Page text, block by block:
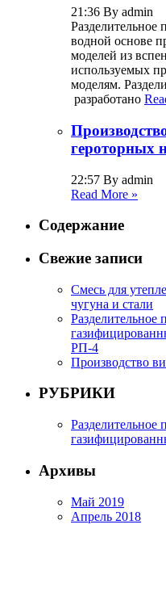
21:36 By admin
водной основе
моделей из
используемых
моделям.
разработано
героторных
22:57 By admin
Read More »
Содержание
Свежие записи
Смесь для
чугуна и стали
Разделительное
РП-4
Производство
РУБРИКИ
Разделительное
Архивы
Май 2019
Апрель 2018